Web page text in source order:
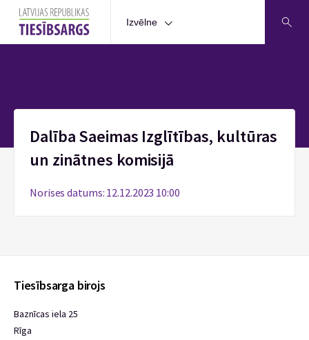
Izvēlne
Dalība Saeimas Izglītības, kultūras
un zinātnes komisijā
Norises datums: 12.12.2023 10:00
Tiesībsarga birojs
Baznīcas iela 25
Rīga